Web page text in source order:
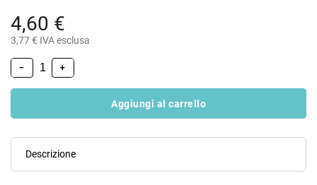
4,60 €
3,77 € IVA esclusa
+
−
Aggiungi al carrello
Descrizione